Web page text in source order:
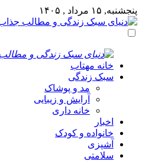
پنجشنبه, ۱۵ مرداد , ۱۴۰۵
خانه مهتاب
سبک زندگی
مد و پوشاک
آرایش و زیبایی
خانه داری
اخبار
خانواده و کودک
آشپزی
سلامتی